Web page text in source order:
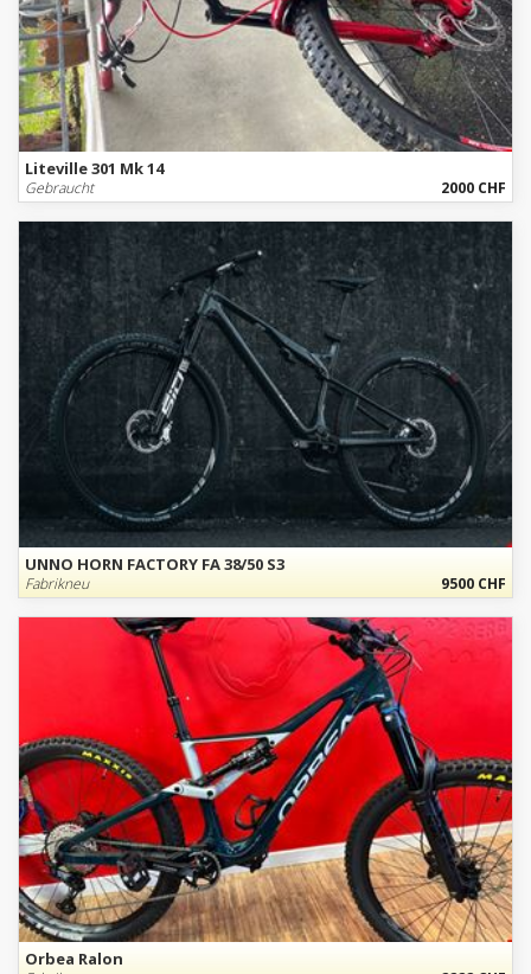
Liteville 301 Mk 14
Gebraucht 2000 CHF
UNNO HORN FACTORY FA 38/50 S3
Fabrikneu 9500 CHF
Orbea Ralon